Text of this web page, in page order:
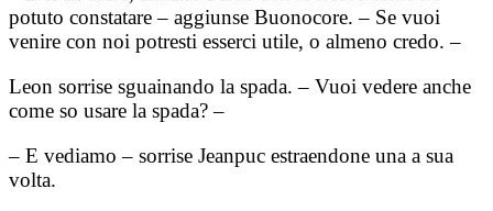
potuto constatare – aggiunse Buonocore. – Se vuoi
venire con noi potresti esserci utile, o almeno credo. –
Leon sorrise sguainando la spada. – Vuoi vedere anche
come so usare la spada? –
– E vediamo – sorrise Jeanpuc estraendone una a sua
volta.